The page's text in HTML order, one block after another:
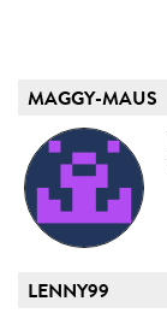
MAGGY-MAUS
LENNY99